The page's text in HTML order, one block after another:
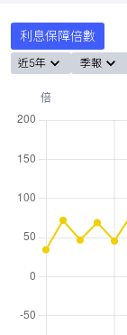
利息保障倍數
近5年 季報